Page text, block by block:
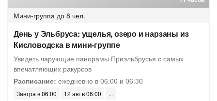
Мини-группа до 8 чел.
День у Эльбруса: ущелья, озеро и нарзаны из
Кисловодска в мини-группе
Увидеть чарующие панорамы Приэльбрусья с самых
впечатляющих ракурсов
Расписание: ежедневно в 06:00 и 06:30
Завтра в 06:00 12 авг в 06:00